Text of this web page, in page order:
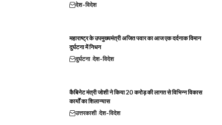
देश-विदेश
महाराष्ट्र के उपमुख्यमंत्री अजित पवार का आज एक दर्दनाक विमान
दुर्घटना में निधन
दुर्घटना देश-विदेश
कैबिनेट मंत्री जोशी ने किया 20 करोड़ की लागत से विभिन्न विकास
कार्यों का शिलान्यास
उत्तरकाशी देश-विदेश